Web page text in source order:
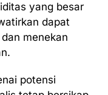
yang besar
dapat
menekan
potensi